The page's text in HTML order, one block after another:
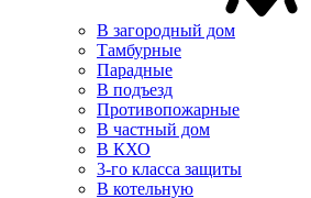
В загородный дом
Тамбурные
Парадные
В подъезд
Противопожарные
В частный дом
В КХО
3-го класса защиты
В котельную